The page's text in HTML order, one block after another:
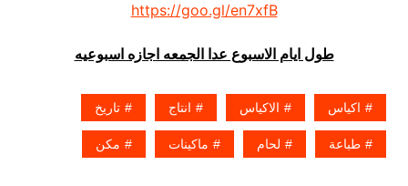
https://goo.gl/en7xfB
طول ايام الاسبوع عدا الجمعه اجازه اسبوعيه
اكياس الاكياس انتاج تاريخ
طباعة لحام ماكينات مكن